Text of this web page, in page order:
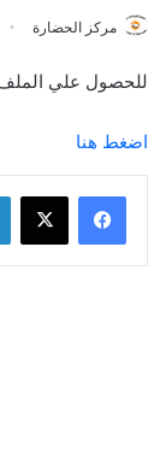
مركز الحضارة
للحصول علي
اضغط هنا